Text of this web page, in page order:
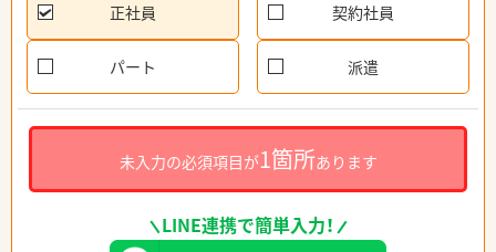
正社員 契約社員
パート 派遣
未入力の必須項目が1箇所あります
LINE連携で簡単入力！